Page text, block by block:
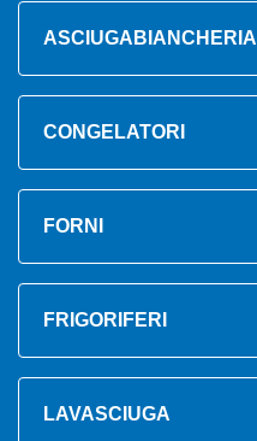
ASCIUGABIANCHERIA
CONGELATORI
FORNI
FRIGORIFERI
LAVASCIUGA